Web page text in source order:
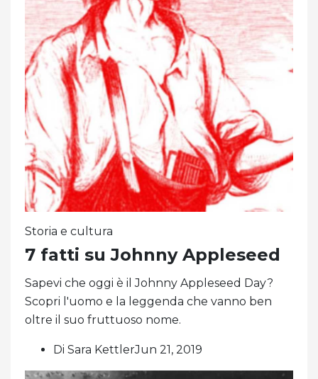
Storia e cultura
7 fatti su Johnny Appleseed
Sapevi che oggi è il Johnny Appleseed Day?
Scopri l'uomo e la leggenda che vanno ben
oltre il suo fruttuoso nome.
Di Sara KettlerJun 21, 2019